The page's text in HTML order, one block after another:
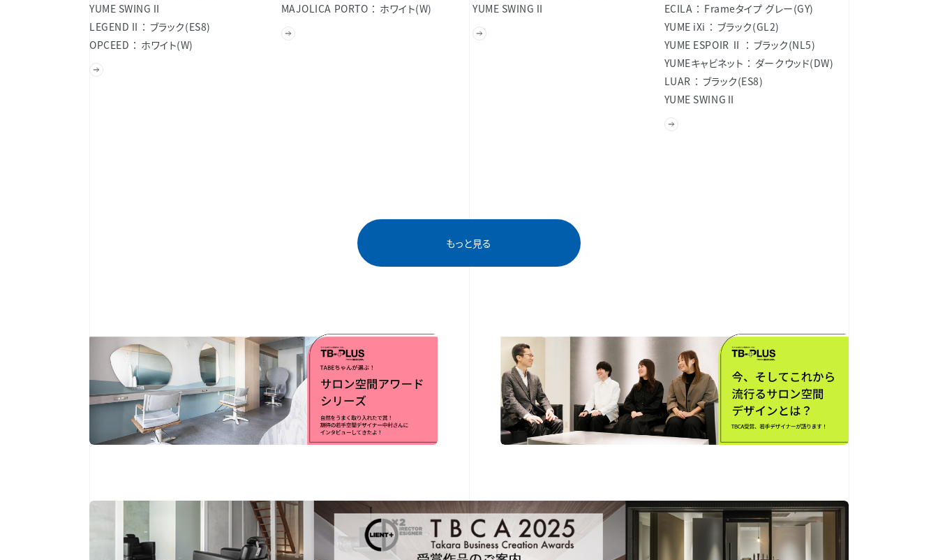
YUME SWINGⅡ
LEGEND II
ブラック(ES8)
OPCEED
ホワイト(W)
MAJOLICA PORTO
ホワイト(W)
YUME SWINGⅡ
ECILA
Frameタイプ グレー(GY)
YUME iXi
ブラック(GL2)
YUME ESPOIR Ⅱ
ブラック(NL5)
YUMEキャビネット
ダークウッド(DW)
LUAR
ブラック(ES8)
YUME SWINGⅡ
もっと見る